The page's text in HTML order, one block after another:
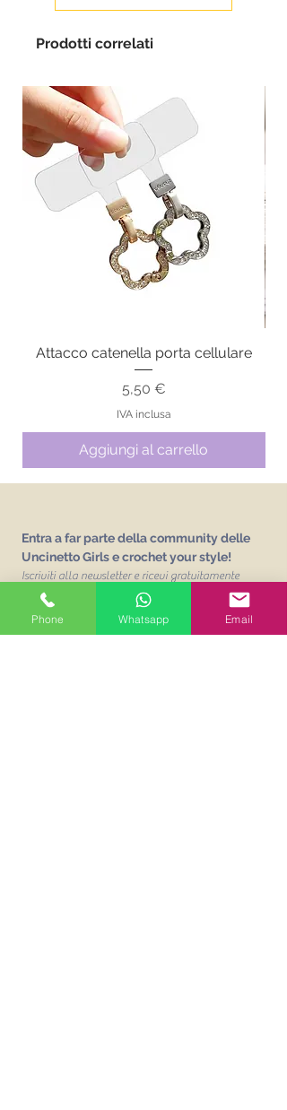
Prodotti correlati
Attacco catenella porta cellulare
Prezzo
5,50 €
IVA inclusa
Aggiungi al carrello
Entra a far parte della community delle
Uncinetto Girls e crochet your style!
Iscriviti alla newsletter e ricevi gratuitamente
L'abc delle Uncinetto Girls
un vocabolario sui
punti base dell'uncinetto!
Phone Whatsapp Email